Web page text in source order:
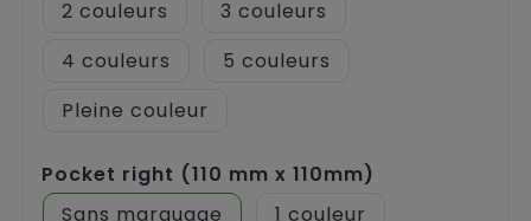
2
3
4
5
Pleine couleur
Pocket right (110 mm x 110mm)
Sans marquage
1